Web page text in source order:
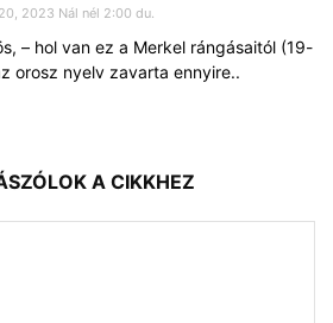
2023 Nál nél 2:00 du.
– hol van ez a Merkel rángásaitól (19-
orosz nyelv zavarta ennyire..
A CIKKHEZ